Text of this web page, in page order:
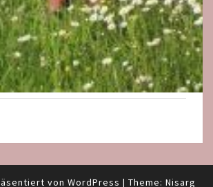
von WordPress | Theme: Nisarg